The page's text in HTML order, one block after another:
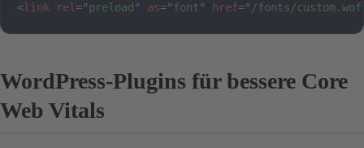
<link rel ="preload " as="font" href=" /fonts/
WordPress-Plugins für bessere Core
Web Vitals